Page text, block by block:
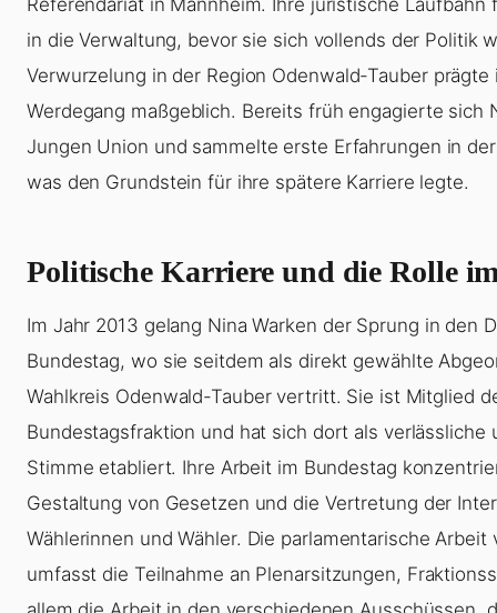
in die Verwaltung, bevor sie sich vollends der Politik
Verwurzelung in der Region Odenwald-Tauber
Werdegang maßgeblich. Bereits früh engagierte sich
Jungen Union und sammelte erste Erfahrungen in
was den Grundstein für ihre spätere Karriere legte.
Politische Karriere und die Rolle
Im Jahr 2013 gelang Nina Warken der Sprung in den
Bundestag, wo sie seitdem als direkt gewählte
Wahlkreis Odenwald-Tauber vertritt. Sie ist Mitglied
Bundestagsfraktion und hat sich dort als verlässliche
Stimme etabliert. Ihre Arbeit im Bundestag
Gestaltung von Gesetzen und die Vertretung der
Wählerinnen und Wähler. Die parlamentarische Arbeit
umfasst die Teilnahme an Plenarsitzungen,